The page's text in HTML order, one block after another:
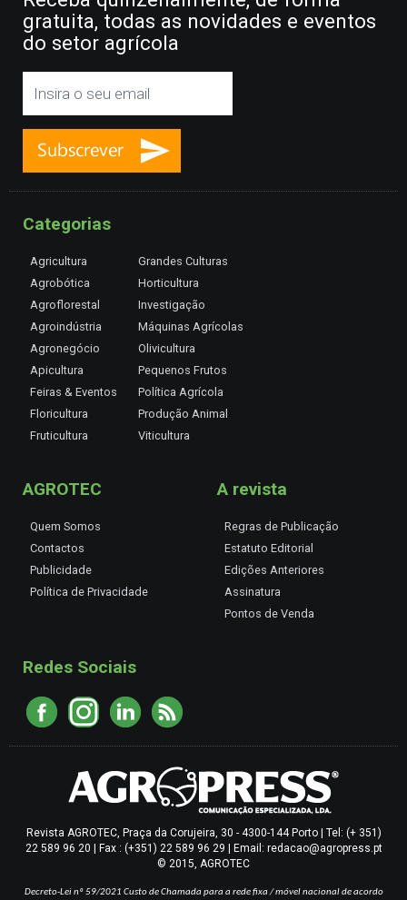
gratuita, todas as novidades e eventos
do setor agrícola
Categorias
Agricultura
Agrobótica
Agroflorestal
Agroindústria
Agronegócio
Apicultura
Feiras & Eventos
Floricultura
Fruticultura
Grandes Culturas
Horticultura
Investigação
Máquinas Agrícolas
Olivicultura
Pequenos Frutos
Política Agrícola
Produção Animal
Viticultura
AGROTEC
Quem Somos
Contactos
Publicidade
Política de Privacidade
A revista
Regras de Publicação
Estatuto Editorial
Edições Anteriores
Assinatura
Pontos de Venda
Redes Sociais
Revista AGROTEC, Praça da Corujeira, 30 - 4300-144 Porto | Tel: (+ 351)
22 589 96 20 | Fax : (+351) 22 589 96 29 | Email: redacao@agropress.pt
© 2015, AGROTEC
Decreto-Lei nº 59/2021 Custo de Chamada para a rede fixa / móvel nacional de acordo